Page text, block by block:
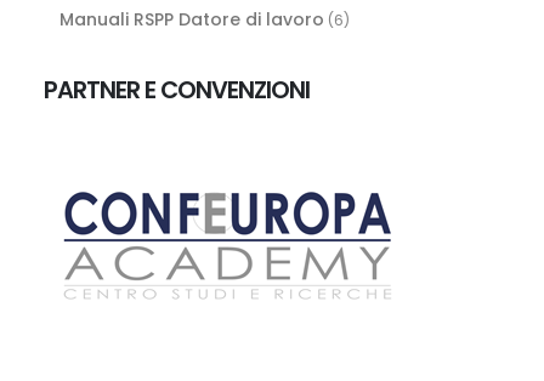
Manuali RSPP Datore di lavoro (6)
PARTNER E CONVENZIONI